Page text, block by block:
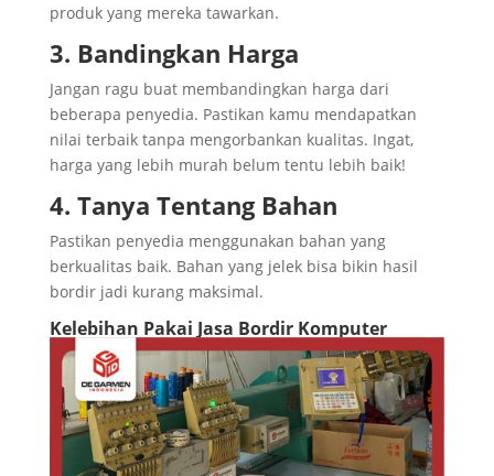
produk yang mereka tawarkan.
3. Bandingkan Harga
Jangan ragu buat membandingkan harga dari
beberapa penyedia. Pastikan kamu mendapatkan
nilai terbaik tanpa mengorbankan kualitas. Ingat,
harga yang lebih murah belum tentu lebih baik!
4. Tanya Tentang Bahan
Pastikan penyedia menggunakan bahan yang
berkualitas baik. Bahan yang jelek bisa bikin hasil
bordir jadi kurang maksimal.
Kelebihan Pakai Jasa Bordir Komputer